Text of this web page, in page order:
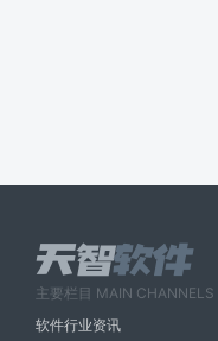
主要栏目 MAIN CHANNELS
软件行业资讯